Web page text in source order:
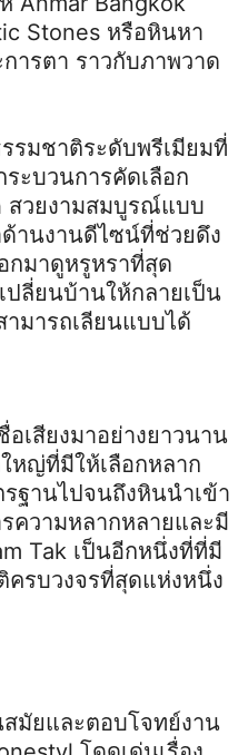
Stones หรือหินหา
ารตา ราวกับภาพวาด
รมชาติระดับพรีเมียมที่
ะบวนการคัดเลือก
สวยงามสมบูรณ์แบบ
านงานดีไซน์ที่ช่วยดึง
กมาดูหรูหราที่สุด
ปลี่ยนบ้านให้กลายเป็น
ามารถเลียนแบบได้
เสียงมาอย่างยาวนาน
หญ่ที่มีให้เลือกหลาก
ฐานไปจนถึงหินนำเข้า
ความหลากหลายและมี
Tak เป็นอีกหนึ่งที่ที่มี
รบวงจรที่สุดแห่งหนึ่ง
มัยและตอบโจทย์งาน